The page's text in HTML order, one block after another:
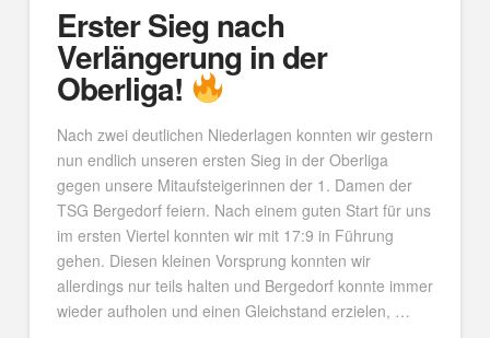
Erster Sieg nach
Verlängerung in der
Oberliga!
Nach zwei deutlichen Niederlagen konnten wir gestern
nun endlich unseren ersten Sieg in der Oberliga
gegen unsere Mitaufsteigerinnen der 1. Damen der
TSG Bergedorf feiern. Nach einem guten Start für uns
im ersten Viertel konnten wir mit 17:9 in Führung
gehen. Diesen kleinen Vorsprung konnten wir
allerdings nur teils halten und Bergedorf konnte immer
wieder aufholen und einen Gleichstand erzielen, …